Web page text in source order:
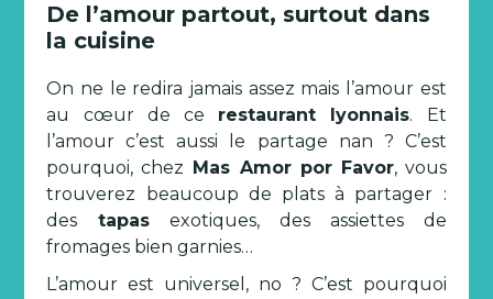
De l’amour partout, surtout dans
la cuisine
On ne le redira jamais assez mais l’amour est
au cœur de ce restaurant lyonnais. Et
l’amour c’est aussi le partage nan ? C’est
pourquoi, chez Mas Amor por Favor, vous
trouverez beaucoup de plats à partager :
des tapas exotiques, des assiettes de
fromages bien garnies…
L’amour est universel, no ? C’est pourquoi